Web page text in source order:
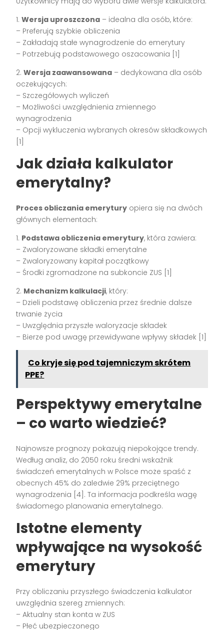
1.Wersja uproszczona – idealna dla osób, które:
– Preferują szybkie obliczenia
– Zakładają stałe wynagrodzenie do emerytury
– Potrzebują podstawowego oszacowania [1]
2.Wersja zaawansowana – dedykowana dla osób
oczekujących:
– Szczegółowych wyliczeń
– Możliwości uwzględnienia zmiennego
wynagrodzenia
– Opcji wykluczenia wybranych okresów składkowych
[1]
Jak działa kalkulator
emerytalny?
Proces obliczania emerytury opiera się na dwóch
głównych elementach:
1. Podstawa obliczenia emerytury, która zawiera:
– Zwaloryzowane składki emerytalne
– Zwaloryzowany kapitał początkowy
– Środki zgromadzone na subkoncie ZUS [1]
2. Mechanizm kalkulacji, który:
– Dzieli podstawę obliczenia przez średnie dalsze
trwanie życia
– Uwzględnia przyszłe waloryzacje składek
– Bierze pod uwagę przewidywane wpływy składek [1]
Co kryje się pod tajemniczym skrótem
PPE?
Perspektywy emerytalne
– co warto wiedzieć?
Najnowsze prognozy pokazują niepokojące trendy.
Według analiz, do 2050 roku średni wskaźnik
świadczeń emerytalnych w Polsce może spaść z
obecnych 45% do zaledwie 29% przeciętnego
wynagrodzenia [4]. Ta informacja podkreśla wagę
świadomego planowania emerytalnego.
Istotne elementy
wpływające na wysokość
emerytury
Przy obliczaniu przyszłego świadczenia kalkulator
uwzględnia szereg zmiennych:
– Aktualny stan konta w ZUS
– Płeć ubezpieczonego